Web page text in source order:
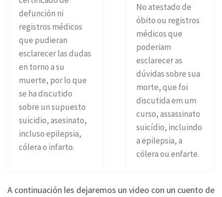
defunción ni
registros médicos
que pudieran
esclarecer las dudas
en torno a su
muerte, por lo que
se ha discutido
sobre un supuesto
suicidio, asesinato,
incluso epilepsia,
cólera o infarto.
No atestado de
óbito ou registros
médicos que
poderiam
esclarecer as
dúvidas sobre sua
morte, que foi
discutida em um
curso, assassinato
suicídio, incluindo
a epilepsia, a
cólera ou enfarte.
A continuación les dejaremos un video con un cuento de